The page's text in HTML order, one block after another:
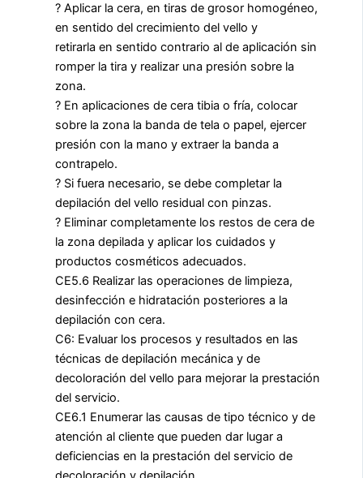
? Aplicar la cera, en tiras de grosor homogéneo,
en sentido del crecimiento del vello y
retirarla en sentido contrario al de aplicación sin
romper la tira y realizar una presión sobre la
zona.
? En aplicaciones de cera tibia o fría, colocar
sobre la zona la banda de tela o papel, ejercer
presión con la mano y extraer la banda a
contrapelo.
? Si fuera necesario, se debe completar la
depilación del vello residual con pinzas.
? Eliminar completamente los restos de cera de
la zona depilada y aplicar los cuidados y
productos cosméticos adecuados.
CE5.6 Realizar las operaciones de limpieza,
desinfección e hidratación posteriores a la
depilación con cera.
C6: Evaluar los procesos y resultados en las
técnicas de depilación mecánica y de
decoloración del vello para mejorar la prestación
del servicio.
CE6.1 Enumerar las causas de tipo técnico y de
atención al cliente que pueden dar lugar a
deficiencias en la prestación del servicio de